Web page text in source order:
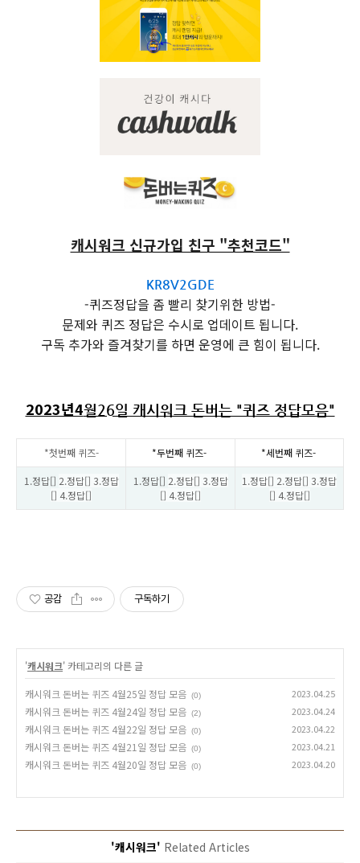
캐시워크 신규가입 친구 "추천코드"
KR8V2GDE
-퀴즈정답을 좀 빨리 찾기위한 방법-
문제와 퀴즈 정답은 수시로 업데이트 됩니다.
구독 추가와 즐겨찾기를 하면 운영에 큰 힘이 됩니다.
2023년4월26일 캐시워크 돈버는 "퀴즈 정답모음"
*첫번째 퀴즈- *두번째 퀴즈- *세번째 퀴즈-
1.정답[] 2.정답[] 3.정답
[] 4.정답[]
1.정답[] 2.정답[] 3.정답
[] 4.정답[]
1.정답[] 2.정답[] 3.정답
[] 4.정답[]
공감 구독하기
'캐시워크' 카테고리의 다른 글
캐시워크 돈버는 퀴즈 4월25일 정답 모음 (0) 2023.04.25
캐시워크 돈버는 퀴즈 4월24일 정답 모음 (2) 2023.04.24
캐시워크 돈버는 퀴즈 4월22일 정답 모음 (0) 2023.04.22
캐시워크 돈버는 퀴즈 4월21일 정답 모음 (0) 2023.04.21
캐시워크 돈버는 퀴즈 4월20일 정답 모음 (0) 2023.04.20
'캐시워크' Related Articles